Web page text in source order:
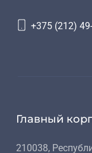
+375 (212)
Главный
210038,